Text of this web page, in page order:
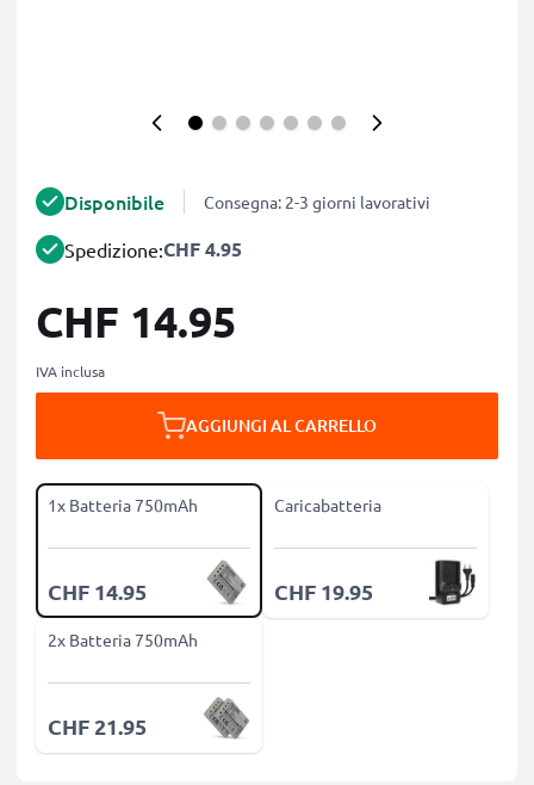
Disponibile Consegna: 2-3 giorni lavorativi
Spedizione:CHF 4.95
CHF 14.95
IVA inclusa
AGGIUNGI AL CARRELLO
1x Batteria 750mAh
CHF 14.95
Caricabatteria
CHF 19.95
2x Batteria 750mAh
CHF 21.95